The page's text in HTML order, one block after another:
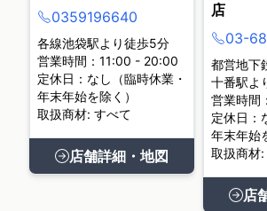
0359196640
各線池袋駅より徒歩5分
営業時間：11:00 - 20:00
定休日：なし（臨時休業・
年末年始を除く）
取扱商材: すべて
店舗詳細・地図
店
03-
都営地
十番駅よ
営業時間
定休日：
年末年始
取扱商材:
店